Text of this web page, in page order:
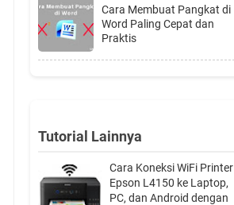
Cara Membuat Pangkat di
Word Paling Cepat dan
Praktis
Tutorial Lainnya
Cara Koneksi WiFi Printer
Epson L4150 ke Laptop,
PC, dan Android dengan